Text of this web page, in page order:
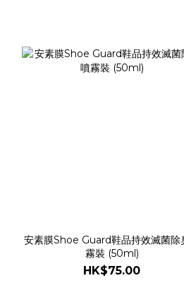
安素膜Shoe Guard鞋品持效滅菌除
霧裝 (50ml)
HK$75.00